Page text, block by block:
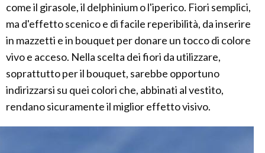
come il girasole, il delphinium o l'iperico. Fiori semplici,
ma d'effetto scenico e di facile reperibilità, da inserire
in mazzetti e in bouquet per donare un tocco di colore
vivo e acceso. Nella scelta dei fiori da utilizzare,
soprattutto per il bouquet, sarebbe opportuno
indirizzarsi su quei colori che, abbinati al vestito,
rendano sicuramente il miglior effetto visivo.